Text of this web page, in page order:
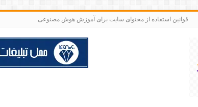
قوانین استفاده از محتوای سایت برای آموزش هوش مصنوعی